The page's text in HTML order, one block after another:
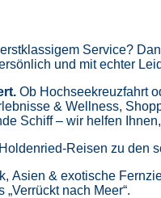
Service?
und mit echter
Ob Hochseekreuzfahrt
& Wellness,
Schiff – wir helfen
Reisen zu den
Asien & exotische
nach Meer“.